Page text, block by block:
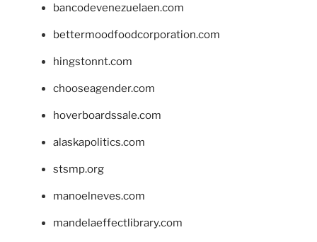
bancodevenezuelaen.com
bettermoodfoodcorporation.com
hingstonnt.com
chooseagender.com
hoverboardssale.com
alaskapolitics.com
stsmp.org
manoelneves.com
mandelaeffectlibrary.com